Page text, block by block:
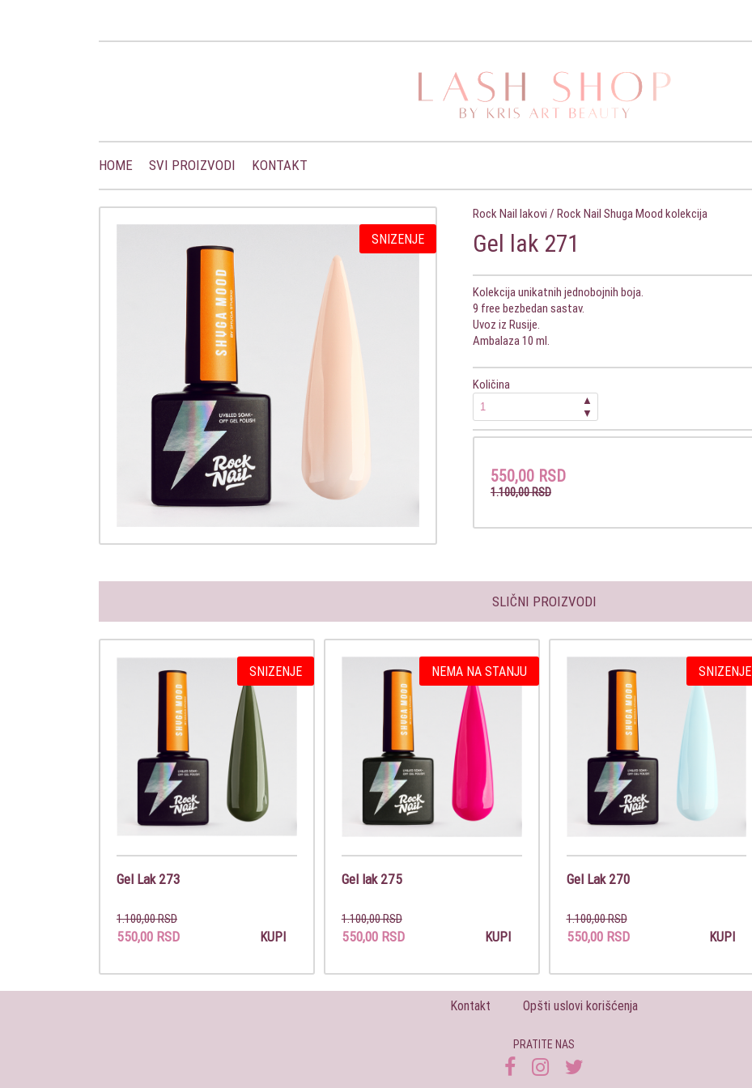
HOME SVI PROIZVODI KONTAKT
SNIZENJE
Rock Nail lakovi / Rock Nail Shuga Mood kolekcija
Gel lak 271
Kolekcija unikatnih jednobojnih boja.
9 free bezbedan sastav.
Uvoz iz Rusije.
Ambalaza 10 ml.
Količina
▲
▼
550,00 RSD
1.100,00 RSD
SLIČNI PROIZVODI
SNIZENJE
Gel Lak 273
1.100,00 RSD
550,00 RSD KUPI
NEMA NA STANJU
Gel lak 275
1.100,00 RSD
550,00 RSD KUPI
SNIZENJE
Gel Lak 270
1.100,00 RSD
550,00 RSD KUPI
Kontakt Opšti uslovi korišćenja
PRATITE NAS